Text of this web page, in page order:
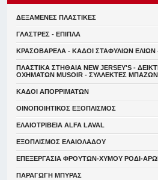
ΔΕΞΑΜΕΝΕΣ ΠΛΑΣΤΙΚΕΣ
ΓΛΑΣΤΡΕΣ - ΕΠΙΠΛΑ
ΚΡΑΣΟΒΑΡΕΛΑ - ΚΑΔΟΙ ΣΤΑΦΥΛΙΩΝ ΕΛΙΩΝ
ΠΛΑΣΤΙΚΑ ΣΤΗΘΑΙΑ NEW JERSEY'S -
ΟΧΗΜΑΤΩΝ MUSOIR - ΣΥΛΛΕΚΤΕΣ ΜΠΑΖΩΝ
ΚΑΔΟΙ ΑΠΟΡΡΙΜΑΤΩΝ
ΟΙΝΟΠΟΙΗΤΙΚΟΣ ΕΞΟΠΛΙΣΜΟΣ
ΕΛΑΙΟΤΡΙΒΕΙΑ ALFA LAVAL
ΕΞΟΠΛΙΣΜΟΣ ΕΛΑΙΟΛΑΔΟΥ
ΕΠΕΞΕΡΓΑΣΙΑ ΦΡΟΥΤΩΝ-ΧΥΜΟΥ ΡΟΔΙ-
ΠΑΡΑΓΩΓΗ ΜΠΥΡΑΣ